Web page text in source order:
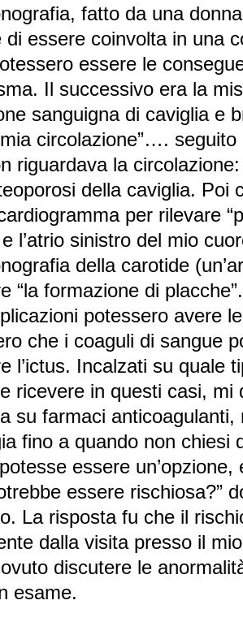
fatto da una
di essere coinvolta in una
essere le
Il successivo era la
sanguigna di caviglia e
circolazione”….
riguardava la
della caviglia. Poi
per rilevare
l’atrio sinistro del mio
della carotide
“la formazione di
potessero avere
che i coaguli di sangue
l’ictus. Incalzati su quale
ricevere in questi casi, mi
su farmaci anticoagulanti,
fino a quando non chiesi
essere un’opzione,
essere rischiosa?”
La risposta fu che il
dalla visita presso il
discutere le
esame.